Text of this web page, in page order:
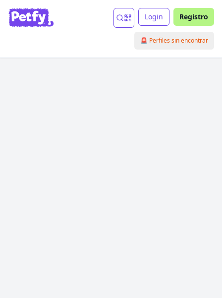
Login Registro
🚨 Perfiles sin encontrar